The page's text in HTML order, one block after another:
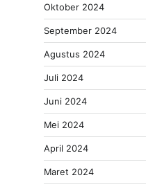
Oktober 2024
September 2024
Agustus 2024
Juli 2024
Juni 2024
Mei 2024
April 2024
Maret 2024